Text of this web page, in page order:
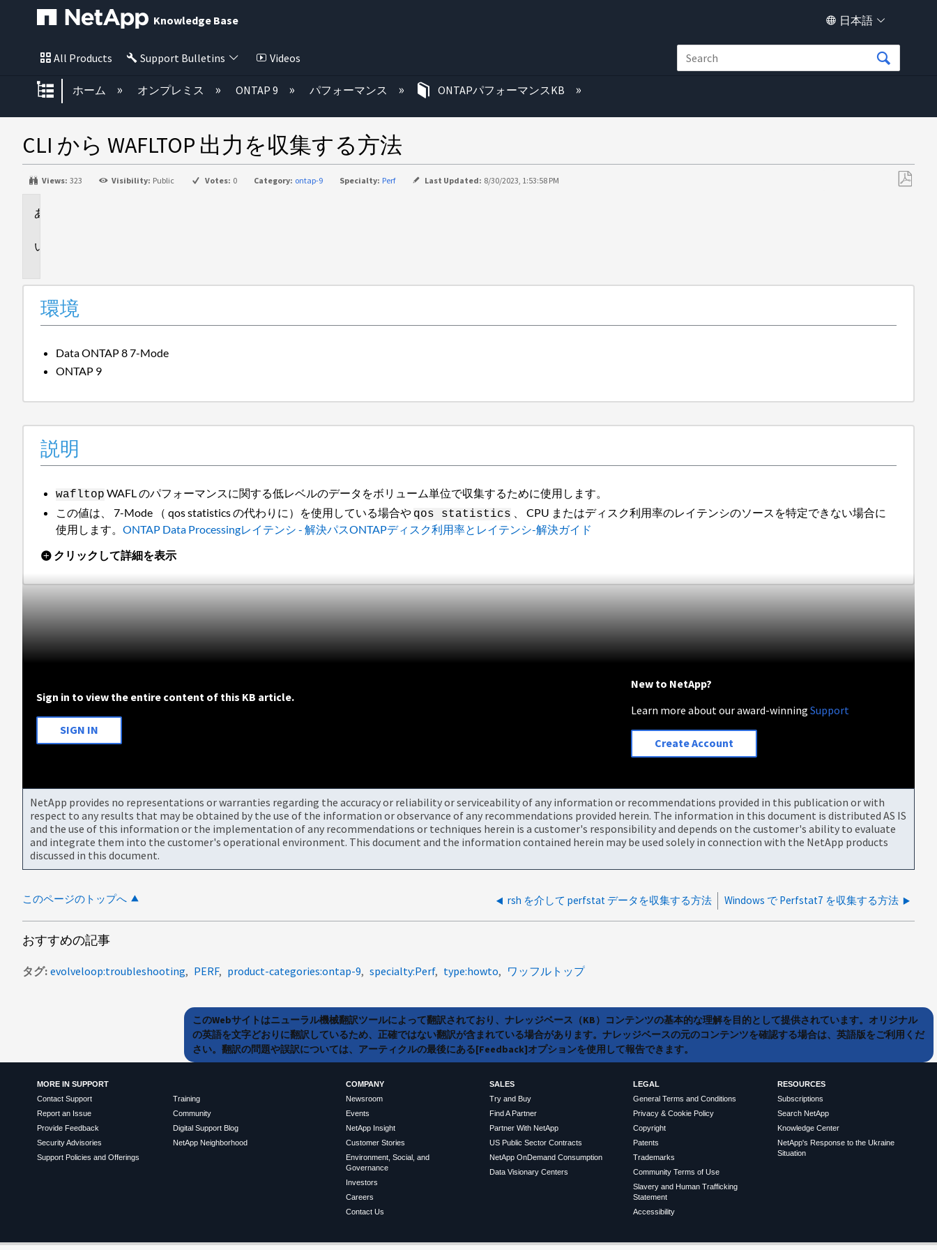
Knowledge Base 日本語
All Products Support Bulletins Videos
グローバル階層を展開/折りたたむ
ホーム オンプレミス ONTAP 9 パフォーマンス ONTAPパフォーマンスKB
CLI から WAFLTOP 出力を収集する方法
Views: 323 Visibility: Public Votes: 0 Category: ontap-9 Specialty: Perf Last Updated: 8/30/2023, 1:53:58 PM
環境
Data ONTAP 8 7-Mode
ONTAP 9
説明
wafltop WAFL のパフォーマンスに関する低レベルのデータをボリューム単位で収集するために使用します。
この値は、 7-Mode （ qos statistics の代わりに）を使用している場合や qos statistics
、 CPU またはディスク利用率のレイテンシのソースを特定できない場合に
使用します。ONTAP Data Processingレイテンシ - 解決パスONTAPディスク利用率とレイテンシ-解決ガイド
クリックして詳細を表示
Sign in to view the entire content of this KB article.
SIGN IN
New to NetApp?
Learn more about our award-winningSupport
Create Account
NetApp provides no representations or warranties regarding the accuracy or reliability or serviceability of any information or recommendations provided in this publication or with
respect to any results that may be obtained by the use of the information or observance of any recommendations provided herein. The information in this document is distributed AS IS
and the use of this information or the implementation of any recommendations or techniques herein is a customer's responsibility and depends on the customer's ability to evaluate
and integrate them into the customer's operational environment. This document and the information contained herein may be used solely in connection with the NetApp products
discussed in this document.
このページのトップへ rsh を介して perfstat データを収集する方法 Windows で Perfstat7 を収集する方法
おすすめの記事
タグ evolveloop:troubleshooting PERF product-categories:ontap-9 specialty:Perf type:howto ワッフルトップ
このWebサイトはニューラル機械翻訳ツールによって翻訳されており、ナレッジベース（KB）コンテンツの基本的な理解を目的として提供されています。オリジナル
の英語を文字どおりに翻訳しているため、正確ではない翻訳が含まれている場合があります。ナレッジベースの元のコンテンツを確認する場合は、英語版をご利用くだ
さい。翻訳の問題や誤訳については、アーティクルの最後にある[Feedback]オプションを使用して報告できます。
MORE IN SUPPORT
Contact Support
Report an Issue
Provide Feedback
Security Advisories
Support Policies and Offerings
Training
Community
Digital Support Blog
NetApp Neighborhood
COMPANY
Newsroom
Events
NetApp Insight
Customer Stories
Environment, Social, and
Governance
Investors
Careers
Contact Us
SALES
Try and Buy
Find A Partner
Partner With NetApp
US Public Sector Contracts
NetApp OnDemand Consumption
Data Visionary Centers
LEGAL
General Terms and Conditions
Privacy & Cookie Policy
Copyright
Patents
Trademarks
Community Terms of Use
Slavery and Human Trafficking
Statement
Accessibility
RESOURCES
Subscriptions
Search NetApp
Knowledge Center
NetApp's Response to the Ukraine
Situation